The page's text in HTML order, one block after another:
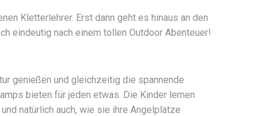
Kletterlehrer. Erst dann geht es hinaus an den
eindeutig nach einem tollen Outdoor Abenteuer!
genießen und gleichzeitig die spannende
bieten für jeden etwas. Die Kinder lernen
natürlich auch, wie sie ihre Angelplätze